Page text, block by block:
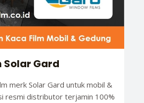
Solar Gard
merk Solar Gard untuk mobil &
resmi distributor terjamin 100%